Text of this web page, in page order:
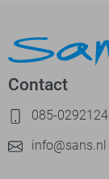
Contact
085-0292124
info@sans.nl